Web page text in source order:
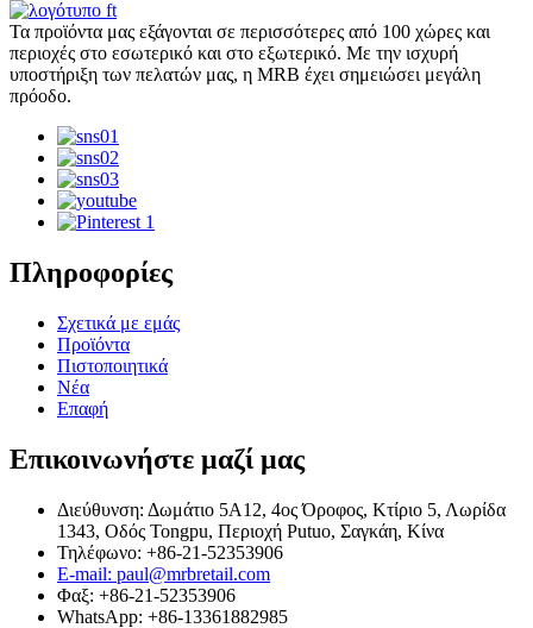
Τα προϊόντα μας εξάγονται σε περισσότερες από 100 χώρες και
περιοχές στο εσωτερικό και στο εξωτερικό. Με την ισχυρή
υποστήριξη των πελατών μας, η MRB έχει σημειώσει μεγάλη
πρόοδο.
Πληροφορίες
Σχετικά με εμάς
Προϊόντα
Πιστοποιητικά
Νέα
Επαφή
Επικοινωνήστε μαζί μας
Διεύθυνση: Δωμάτιο 5A12, 4ος Όροφος, Κτίριο 5, Λωρίδα
1343, Οδός Tongpu, Περιοχή Putuo, Σαγκάη, Κίνα
Τηλέφωνο: +86-21-52353906
E-mail: paul@mrbretail.com
Φαξ: +86-21-52353906
WhatsApp: +86-13361882985